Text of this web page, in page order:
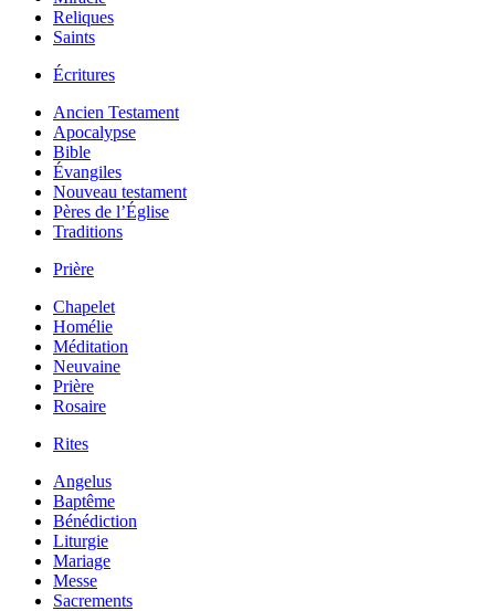
Reliques
Saints
Écritures
Ancien Testament
Apocalypse
Bible
Évangiles
Nouveau testament
Pères de l’Église
Traditions
Prière
Chapelet
Homélie
Méditation
Neuvaine
Prière
Rosaire
Rites
Angelus
Baptême
Bénédiction
Liturgie
Mariage
Messe
Sacrements